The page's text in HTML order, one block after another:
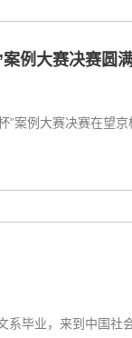
例大赛决赛圆
”案例大赛决赛在望京
系毕业，来到中国社